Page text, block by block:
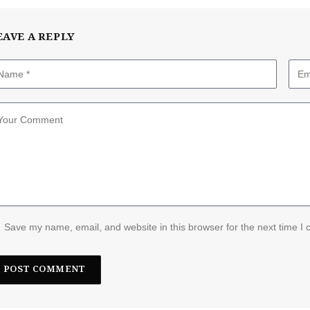
A REPLY
Save my name, email, and website in this browser for the next time I